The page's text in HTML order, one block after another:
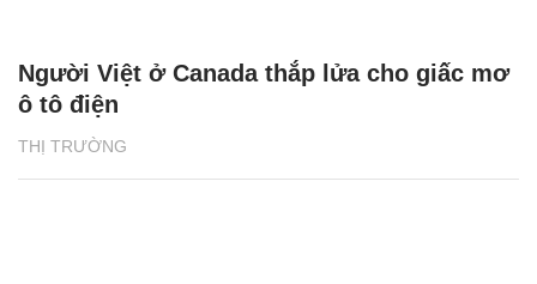
THỊ TRƯỜNG
Người Việt ở Canada thắp lửa cho giấc mơ
ô tô điện